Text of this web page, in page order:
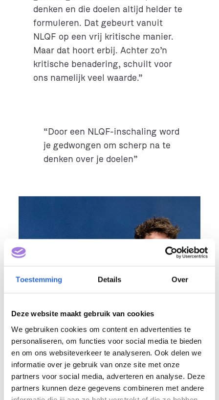
Toestemming Details Over
Deze website maakt gebruik van cookies
We gebruiken cookies om content en advertenties te
personaliseren, om functies voor social media te bieden
en om ons websiteverkeer te analyseren. Ook delen we
informatie over je gebruik van onze site met onze
partners voor social media, adverteren en analyse. Deze
partners kunnen deze gegevens combineren met andere
denken en die doelen altijd helder te
formuleren. Dat gebeurt vanuit
NLQF op een vrij kritische manier.
Maar dat hoort erbij. Achter zo’n
kritische benadering, schuilt voor
ons namelijk veel waarde.”
“Door een NLQF-inschaling word
je gedwongen om scherp na te
denken over je doelen”